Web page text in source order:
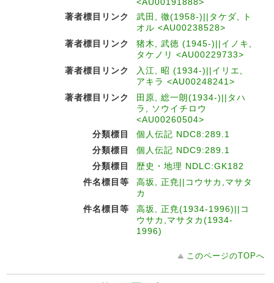
著者標目リンク
武田, 徹(1958-)||タケダ, ト
オル <AU00238528>
著者標目リンク
猪木, 武徳 (1945-)||イノキ,
タケノリ <AU00229733>
著者標目リンク
入江, 昭 (1934-)||イリエ,
アキラ <AU00248241>
著者標目リンク
田原, 総一朗(1934-)||タハ
ラ, ソウイチロウ
<AU00260504>
分類標目
個人伝記 NDC8:289.1
分類標目
個人伝記 NDC9:289.1
分類標目
歴史・地理 NDLC:GK182
件名標目等
高坂, 正尭||コウサカ,マサタ
カ
件名標目等
高坂, 正尭(1934-1996)||コ
ウサカ,マサタカ(1934-
1996)
このページのTOPへ